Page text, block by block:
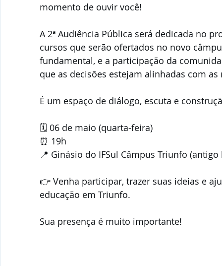
momento de ouvir você!
A 2ª Audiência Pública será dedicada no
cursos que serão ofertados no novo
fundamental, e a participação da
que as decisões estejam alinhadas com
É um espaço de diálogo, escuta e
🗓 06 de maio (quarta-feira)
⏰ 19h
📍 Ginásio do IFSul Câmpus Triunfo
👉 Venha participar, trazer suas ideias e
educação em Triunfo.
Sua presença é muito importante!